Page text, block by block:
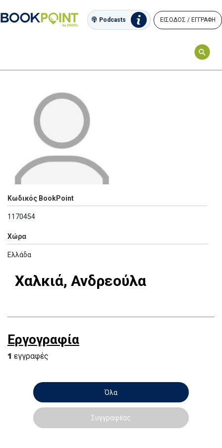
Podcasts ΕΙΣΟΔΟΣ / ΕΓΓΡΑΦΗ
Κωδικός BookPoint
1170454
Χώρα
Ελλάδα
Χαλκιά, Ανδρεούλα
Εργογραφία
1 εγγραφές
Όλα
Συγγραφέας